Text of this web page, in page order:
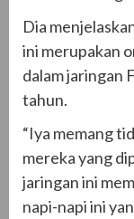
Dia
ini merupakan
dalam jaringan
tahun.
“Iya memang
mereka yang
jaringan ini
napi-napi ini